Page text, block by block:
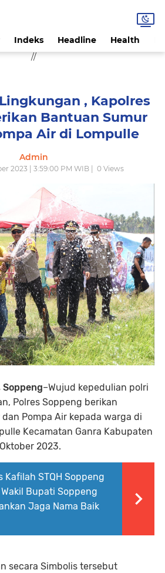
Indeks Headline Health
//
, Kapolres
Bantuan Sumur
Air di Lompulle
Admin
2023 | 3:59:00 PM WIB | 0 Views
Soppeng–Wujud kepedulian polri
Polres Soppeng berikan
Pompa Air kepada warga di
Kecamatan Ganra Kabupaten
2023.
Kafilah STQH Soppeng
Bupati Soppeng
Jaga Nama Baik
secara Simbolis tersebut